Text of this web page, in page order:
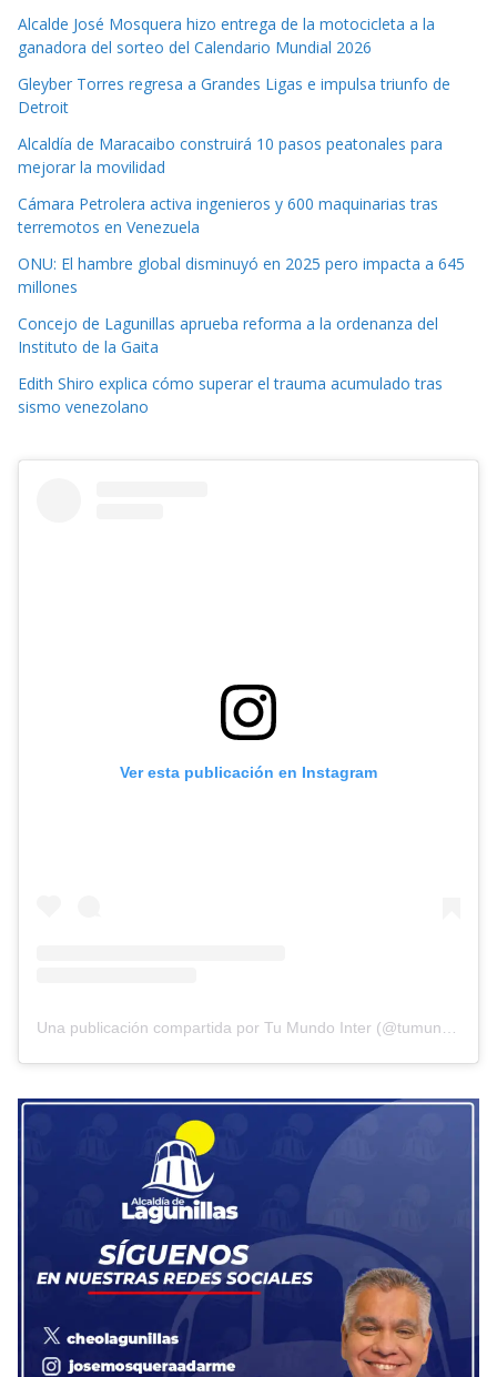
Alcalde José Mosquera hizo entrega de la motocicleta a la
ganadora del sorteo del Calendario Mundial 2026
Gleyber Torres regresa a Grandes Ligas e impulsa triunfo de
Detroit
Alcaldía de Maracaibo construirá 10 pasos peatonales para
mejorar la movilidad
Cámara Petrolera activa ingenieros y 600 maquinarias tras
terremotos en Venezuela
ONU: El hambre global disminuyó en 2025 pero impacta a 645
millones
Concejo de Lagunillas aprueba reforma a la ordenanza del
Instituto de la Gaita
Edith Shiro explica cómo superar el trauma acumulado tras
sismo venezolano
Ver esta publicación en Instagram
Una publicación compartida por Tu Mundo Inter (@tumundointer)